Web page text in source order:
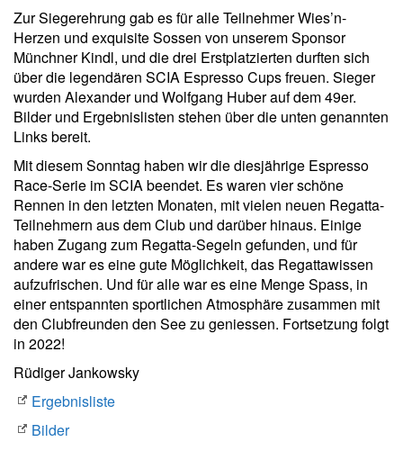
Zur Siegerehrung gab es für alle Teilnehmer Wies’n-
Herzen und exquisite Sossen von unserem Sponsor
Münchner Kindl, und die drei Erstplatzierten durften sich
über die legendären SCIA Espresso Cups freuen. Sieger
wurden Alexander und Wolfgang Huber auf dem 49er.
Bilder und Ergebnislisten stehen über die unten genannten
Links bereit.
Mit diesem Sonntag haben wir die diesjährige Espresso
Race-Serie im SCIA beendet. Es waren vier schöne
Rennen in den letzten Monaten, mit vielen neuen Regatta-
Teilnehmern aus dem Club und darüber hinaus. Einige
haben Zugang zum Regatta-Segeln gefunden, und für
andere war es eine gute Möglichkeit, das Regattawissen
aufzufrischen. Und für alle war es eine Menge Spass, in
einer entspannten sportlichen Atmosphäre zusammen mit
den Clubfreunden den See zu geniessen. Fortsetzung folgt
in 2022!
Rüdiger Jankowsky
Ergebnisliste
Bilder